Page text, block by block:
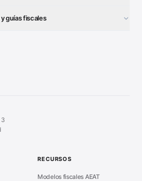
guías fiscales
3
RECURSOS
Modelos fiscales AEAT